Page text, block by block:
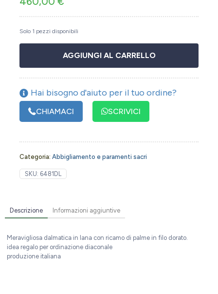
Solo 1 pezzi disponibili
AGGIUNGI AL CARRELLO
Hai bisogno d'aiuto per il tuo ordine?
CHIAMACI SCRIVICI
Categoria: Abbigliamento e paramenti sacri
SKU: 6481DL
Descrizione Informazioni aggiuntive
Meravigliosa dalmatica in lana con ricamo di palme in filo dorato.
idea regalo per ordinazione diaconale
produzione italiana